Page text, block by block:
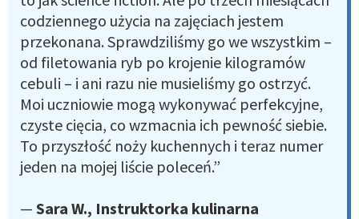
codziennego użycia na zajęciach jestem
przekonana. Sprawdziliśmy go we wszystkim –
od filetowania ryb po krojenie kilogramów
cebuli – i ani razu nie musieliśmy go ostrzyć.
Moi uczniowie mogą wykonywać perfekcyjne,
czyste cięcia, co wzmacnia ich pewność siebie.
To przyszłość noży kuchennych i teraz numer
jeden na mojej liście poleceń.”
— Sara W., Instruktorka kulinarna